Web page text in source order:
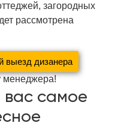
загородных
рассмотрена
выезд дизанера
менеджера!
вас самое